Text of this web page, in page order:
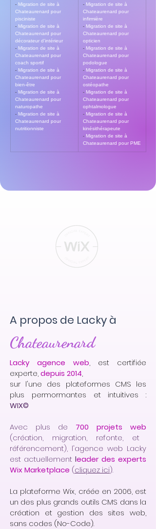
- Migration de site à
Chateaurenard pour
pisciniste
- Migration de site à
Chateaurenard pour
décorateur d’intérieur
- Migration de site à
Chateaurenard pour
coach sportif
- Migration de site à
Chateaurenard pour
bien-être
- Migration de site à
Chateaurenard pour
naturopathe
- Migration de site à
Chateaurenard pour
nutritionniste
- Migration de site à
Chateaurenard pour
infirmière
- Migration de site à
Chateaurenard pour
opticien
- Migration de site à
Chateaurenard pour
podologue
- Migration de site à
Chateaurenard pour
ostéopathe
- Migration de site à
Chateaurenard pour
ophtalmologue
- Migration de site à
Chateaurenard pour
kinésithérapeute
- Migration de site à
Chateaurenard pour PME
A propos de Lacky à
Chateaurenard
Lacky agence web, est certifiée
experte,depuis 2014,
sur l'une des plateformes CMS les
plus permormantes et intuitives :
WIX©
Avec plus de
700 projets web
(création, migration, refonte, et
référencement), l'agence web Lacky
est actuellement leader des experts
Wix Marketplace (cliquez ici).
La plateforme Wix, créée en 2006, est
un des plus grands outils CMS dans la
création et gestion des sites web,
sans codes (No-Code).